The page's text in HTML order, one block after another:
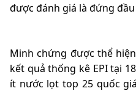
được đánh giá là đứng
Minh chứng được thể
kết quả thống kê EPI tại
ít nước lọt top 25 quốc